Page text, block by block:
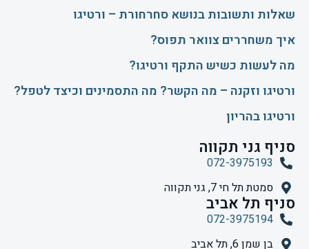
שאלות ותשובות בנושא סחרחורת – ורטיגו
איך משחררים צוואר תפוס?
​מה לעשות כשיש התקף ורטיגו?
ורטיגו וזקנה – מה הקשר? מה התסמינים וכיצד לטפל?
ורטיגו בהריון
סניף גני תקווה
072-3975193
סמטת תל חי 7, גני תקווה
סניף תל אביב
072-3975194
בן שמן 6, תל אביב